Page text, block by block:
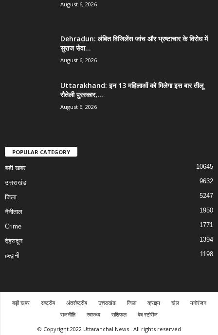
August 6, 2026
Dehradun: लंबित विजिलेंस जांच और भ्रष्टाचार के विरोध में
सुराज सेवा...
August 6, 2026
Uttarakhand: इन 13 महिलाओं को मिलेगा इस बार तीलू
रौतेली पुरस्कार,...
August 6, 2026
POPULAR CATEGORY
बड़ी खबर 10645
उत्तराखंड 9632
जिला 5247
नैनीताल 1950
Crime 1771
देहरादून 1394
हल्द्वानी 1198
बड़ी खबर राष्ट्रीय अंतर्राष्ट्रीय उत्तराखंड जिला क्राइम खेल
मनोरंजन
राजनीति
स्वास्थ्य राशिफल
वेब स्टोरीज
© Copyright 2022 Uttaranchal News . All rights reserved